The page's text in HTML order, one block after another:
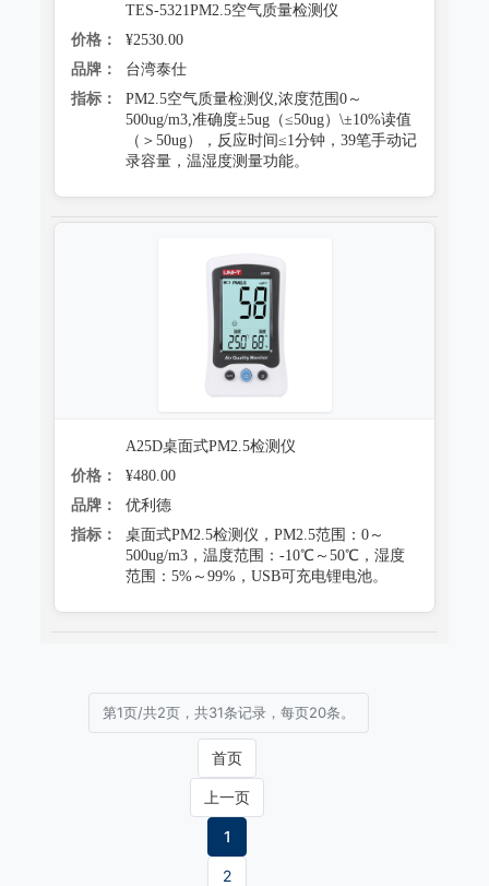
TES-5321PM2.5空气质量检测仪
价格：
¥2530.00
品牌：
台湾泰仕
指标：
PM2.5空气质量检测仪,浓度范围0～
500ug/m3,准确度±5ug（≤50ug）\±10%读值
（＞50ug），反应时间≤1分钟，39笔手动记
录容量，温湿度测量功能。
A25D桌面式PM2.5检测仪
价格：
¥480.00
品牌：
优利德
指标：
桌面式PM2.5检测仪，PM2.5范围：0～
500ug/m3，温度范围：-10℃～50℃，湿度
范围：5%～99%，USB可充电锂电池。
第1页/共2页，共31条记录，每页20条。
首页
上一页
1
2